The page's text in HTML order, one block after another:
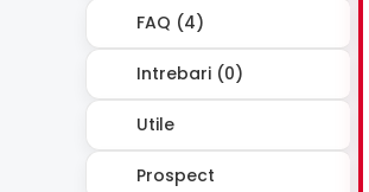
FAQ (4)
Intrebari (0)
Utile
Prospect